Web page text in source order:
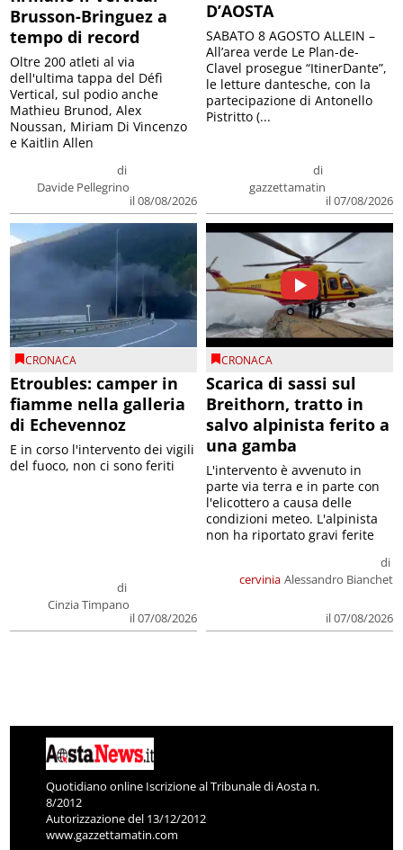
Brusson-Bringuez a
tempo di record
di
Davide Pellegrino
il 08/08/2026
Oltre 200 atleti al via
dell'ultima tappa del Défì
Vertical, sul podio anche
Mathieu Brunod, Alex
Noussan, Miriam Di Vincenzo
e Kaitlin Allen
D’AOSTA
di
gazzettamatin
il 07/08/2026
SABATO 8 AGOSTO ALLEIN –
All’area verde Le Plan-de-
Clavel prosegue “ItinerDante”,
le letture dantesche, con la
partecipazione di Antonello
Pistritto (...
CRONACA
Etroubles: camper in
fiamme nella galleria
di Echevennoz
di
Cinzia Timpano
il 07/08/2026
E in corso l'intervento dei vigili
del fuoco, non ci sono feriti
CRONACA
Scarica di sassi sul
Breithorn, tratto in
salvo alpinista ferito a
una gamba
cervinia
di
Alessandro Bianchet
il 07/08/2026
L'intervento è avvenuto in
parte via terra e in parte con
l'elicottero a causa delle
condizioni meteo. L'alpinista
non ha riportato gravi ferite
Quotidiano online Iscrizione al Tribunale di Aosta n.
8/2012
Autorizzazione del 13/12/2012
www.gazzettamatin.com